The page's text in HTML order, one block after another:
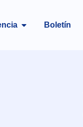
Boletín